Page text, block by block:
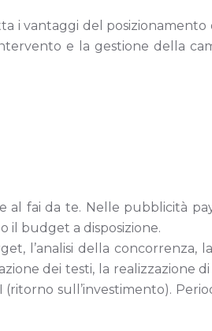
i vantaggi del posizionamento
e la gestione della
al fai da te. Nelle pubblicità
il budget a disposizione.
l’analisi della concorrenza,
dei testi, la realizzazione
sull’investimento).